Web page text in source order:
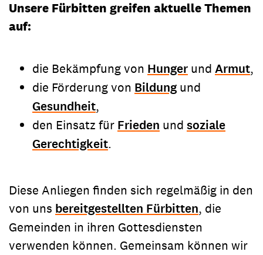
Unsere Fürbitten greifen aktuelle Themen
auf:
die Bekämpfung von Hunger und Armut,
die Förderung von Bildung und
Gesundheit,
den Einsatz für Frieden und soziale
Gerechtigkeit.
Diese Anliegen finden sich regelmäßig in den
von uns bereitgestellten Fürbitten, die
Gemeinden in ihren Gottesdiensten
verwenden können. Gemeinsam können wir